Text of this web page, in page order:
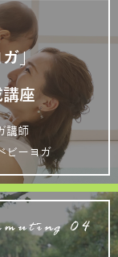
ガ」
座
講師
ビーヨガ
04